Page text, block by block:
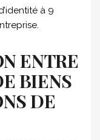
à 9
ENTRE
BIENS
DE